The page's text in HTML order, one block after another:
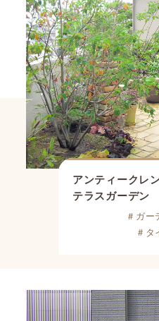
アンティークレ
テラスガーデン
＃ガー
＃タ